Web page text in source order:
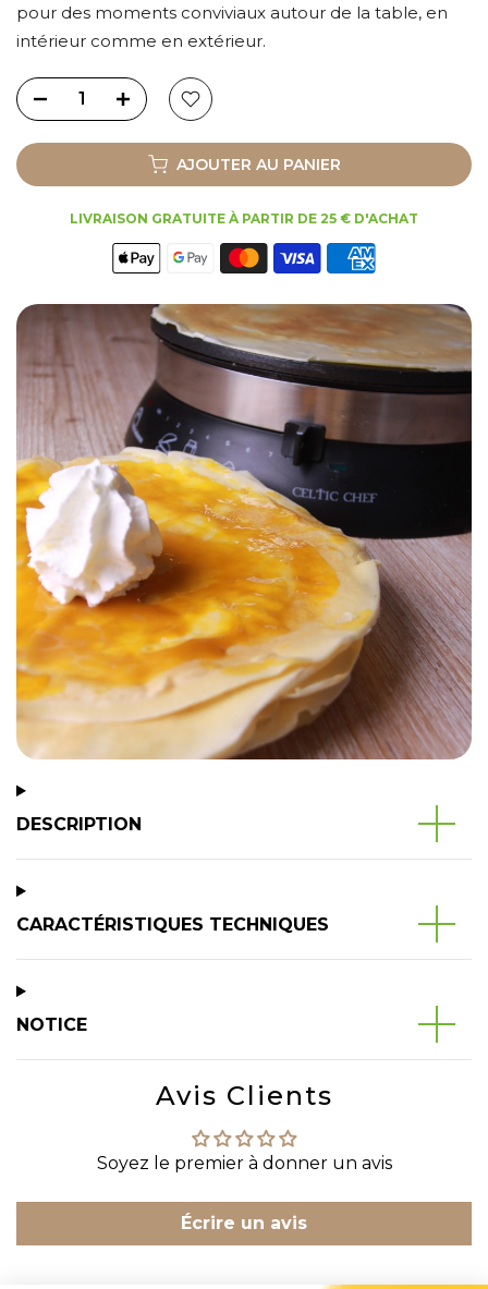
pour des moments conviviaux autour de la table, en
intérieur comme en extérieur.
AJOUTER AU PANIER
LIVRAISON GRATUITE À PARTIR DE 25 € D'ACHAT
DESCRIPTION
CARACTÉRISTIQUES TECHNIQUES
NOTICE
Avis Clients
Soyez le premier à donner un avis
Écrire un avis